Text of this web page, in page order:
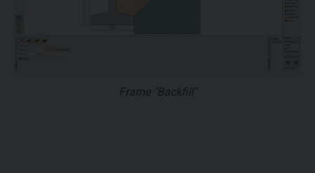
Frame "Backfill"